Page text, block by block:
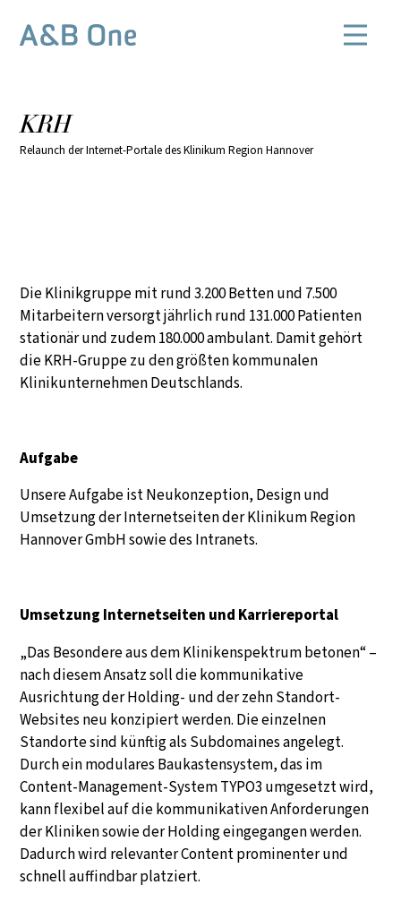
KRH
Relaunch der Internet-Portale des Klinikum Region Hannover
Die Klinikgruppe mit rund 3.200 Betten und 7.500
Mitarbeitern versorgt jährlich rund 131.000 Patienten
stationär und zudem 180.000 ambulant. Damit gehört
die KRH-Gruppe zu den größten kommunalen
Klinikunternehmen Deutschlands.​
Aufgabe
Unsere Aufgabe ist Neukonzeption, Design und
Umsetzung der Internetseiten der Klinikum Region
Hannover GmbH sowie des Intranets. ​
Umsetzung Internetseiten und Karriereportal
„Das Besondere aus dem Klinikenspektrum betonen“ –
nach diesem Ansatz soll die kommunikative
Ausrichtung der Holding- und der zehn Standort-
Websites neu konzipiert werden. Die einzelnen
Standorte sind künftig als Subdomaines angelegt.
Durch ein modulares Baukastensystem, das im
Content-Management-System TYPO3 umgesetzt wird,
kann flexibel auf die kommunikativen Anforderungen
der Kliniken sowie der Holding eingegangen werden.
Dadurch wird relevanter Content prominenter und
schnell auffindbar platziert. ​